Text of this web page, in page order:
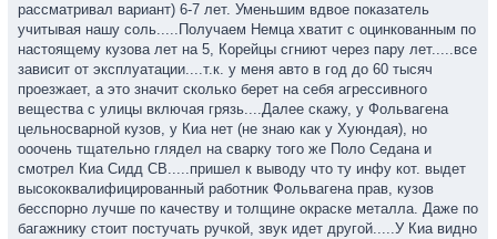
рассматривал вариант) 6-7 лет. Уменьшим вдвое показатель
учитывая нашу соль.....Получаем Немца хватит с оцинкованным по
настоящему кузова лет на 5, Корейцы сгниют через пару лет.....все
зависит от эксплуатации....т.к. у меня авто в год до 60 тысяч
проезжает, а это значит сколько берет на себя агрессивного
вещества с улицы включая грязь....Далее скажу, у Фольвагена
цельносварной кузов, у Киа нет (не знаю как у Хуюндая), но
ооочень тщательно глядел на сварку того же Поло Седана и
смотрел Киа Сидд СВ.....пришел к выводу что ту инфу кот. выдет
высококвалифицированный работник Фольвагена прав, кузов
бесспорно лучше по качеству и толщине окраске металла. Даже по
багажнику стоит постучать ручкой, звук идет другой.....У Киа видно